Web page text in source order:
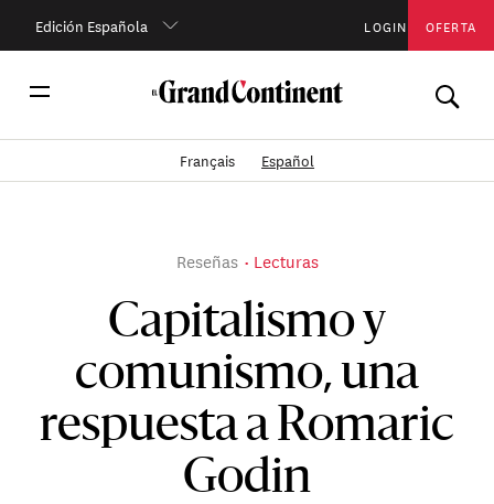
Edición Española LOGIN OFERTA
Français Español
Capitalismo y
comunismo, una
respuesta a Romaric
Godin
Reseñas Lecturas